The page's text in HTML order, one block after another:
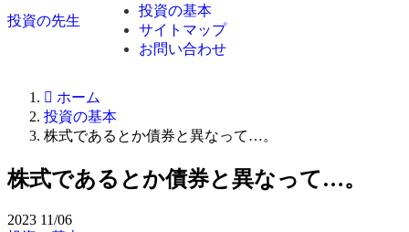
投資の先生
投資の基本
サイトマップ
お問い合わせ
ホーム
投資の基本
株式であるとか債券と異なって…。
株式であるとか債券と異なって…。
2023 11/06